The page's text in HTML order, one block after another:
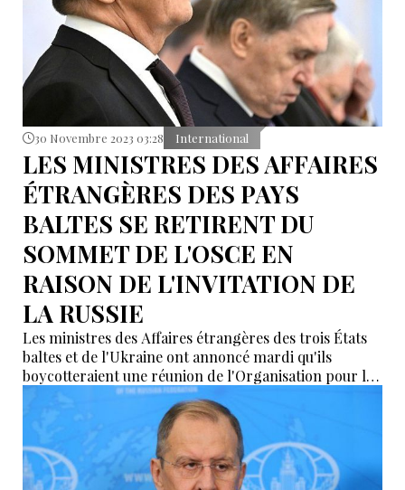
30 Novembre 2023 03:28 International
LES MINISTRES DES AFFAIRES
ÉTRANGÈRES DES PAYS
BALTES SE RETIRENT DU
SOMMET DE L'OSCE EN
RAISON DE L'INVITATION DE
LA RUSSIE
Les ministres des Affaires étrangères des trois États
baltes et de l'Ukraine ont annoncé mardi qu'ils
boycotteraient une réunion de l'Organisation pour la
sécurité et la coopération en Europe qui se tient cette
semaine en Macédoine du Nord, pour protester
contre la participation du ministre russe des Affaires
étrangères.